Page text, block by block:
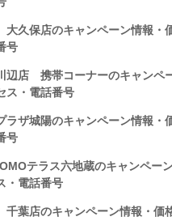
久保店のキャンペーン情報・
号
店 携帯コーナーのキャンペ
ス・電話番号
ザ城陽のキャンペーン情報・
号
テラス六地蔵のキャンペー
・電話番号
葉店のキャンペーン情報・価